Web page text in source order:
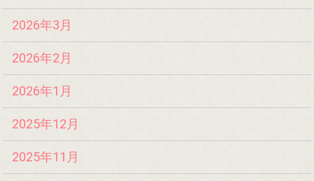
2026年3月
2026年2月
2026年1月
2025年12月
2025年11月